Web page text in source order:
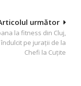
următor
la fitness din Cluj,
îndulcit pe jurații de la
Chefi la Cuțite